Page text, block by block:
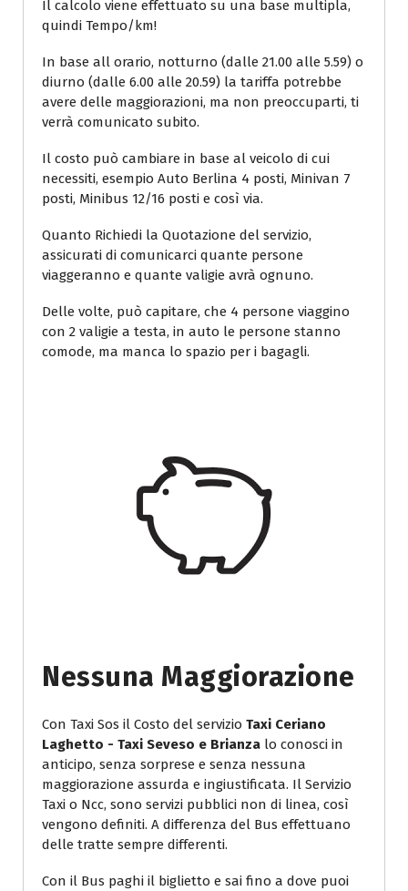
Il calcolo viene effettuato su una base multipla,
quindi Tempo/km!
In base all orario, notturno (dalle 21.00 alle 5.59) o
diurno (dalle 6.00 alle 20.59) la tariffa potrebbe
avere delle maggiorazioni, ma non preoccuparti, ti
verrà comunicato subito.
Il costo può cambiare in base al veicolo di cui
necessiti, esempio Auto Berlina 4 posti, Minivan 7
posti, Minibus 12/16 posti e così via.
Quanto Richiedi la Quotazione del servizio,
assicurati di comunicarci quante persone
viaggeranno e quante valigie avrà ognuno.
Delle volte, può capitare, che 4 persone viaggino
con 2 valigie a testa, in auto le persone stanno
comode, ma manca lo spazio per i bagagli.
Nessuna Maggiorazione
Con Taxi Sos il Costo del servizio Taxi Ceriano
Laghetto - Taxi Seveso e Brianza lo conosci in
anticipo, senza sorprese e senza nessuna
maggiorazione assurda e ingiustificata. Il Servizio
Taxi o Ncc, sono servizi pubblici non di linea, così
vengono definiti. A differenza del Bus effettuano
delle tratte sempre differenti.
Con il Bus paghi il biglietto e sai fino a dove puoi